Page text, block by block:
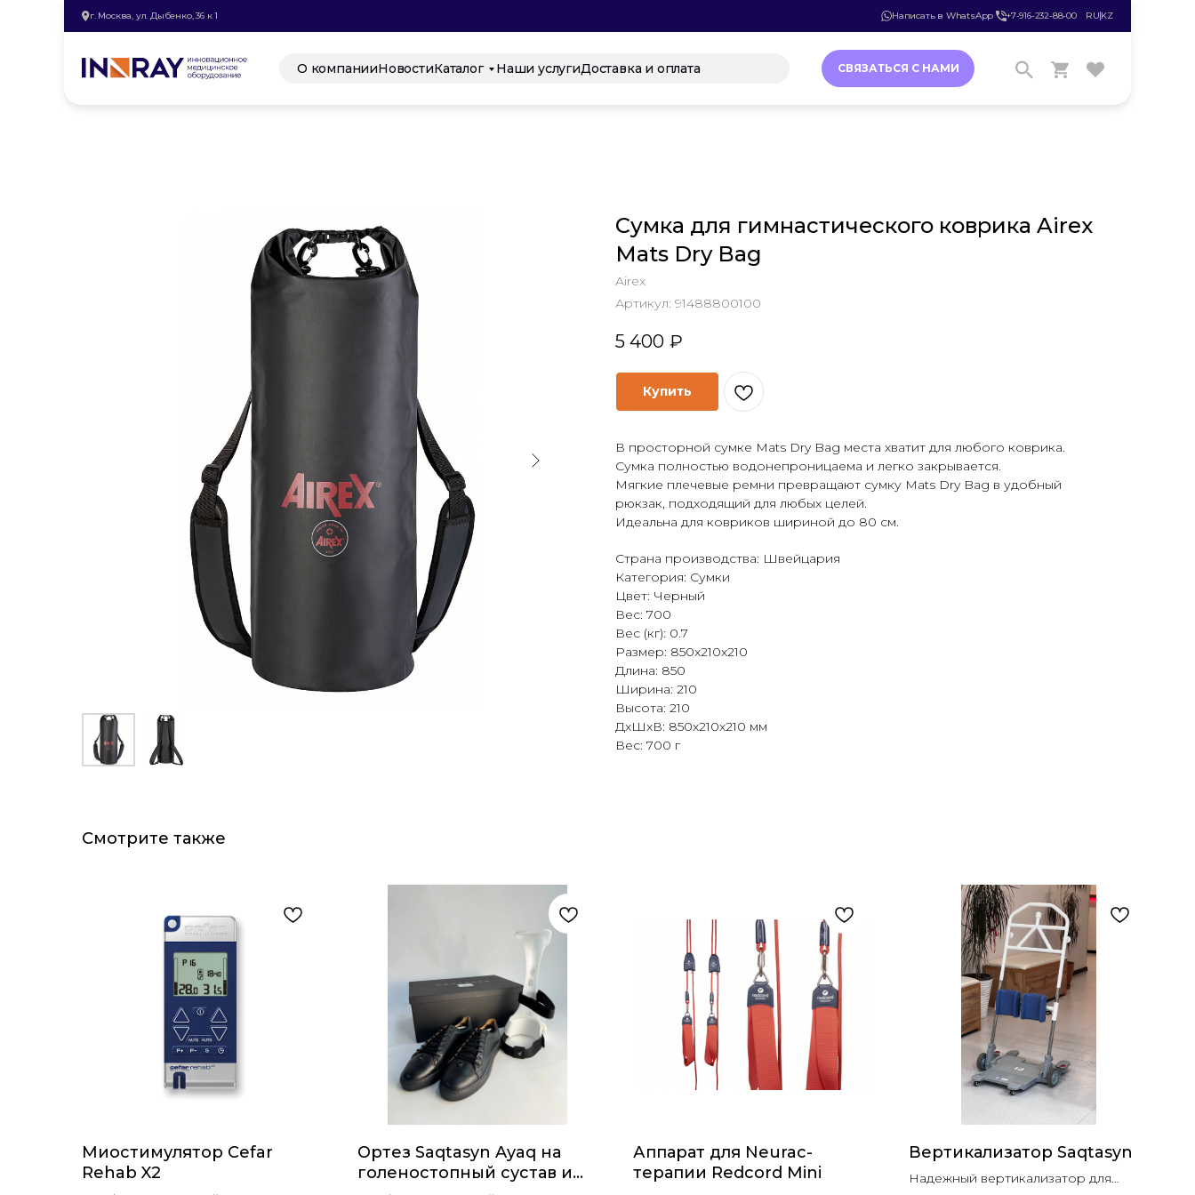
О компанииНовостиКаталог Наши услугиДоставка и оплата СВЯЗАТЬСЯ С НАМИ
г. Москва, ул. Дыбенко, 36 к 1 Написать в WhatsApp +7-916-232-88-00 RU KZ
Сумка для гимнастического коврика Airex
Mats Dry Bag
Airex
Артикул: 91488800100
5 400 ₽
Купить
В просторной сумке Mats Dry Bag места хватит для любого коврика.
Сумка полностью водонепроницаема и легко закрывается.
Мягкие плечевые ремни превращают сумку Mats Dry Bag в удобный
рюкзак, подходящий для любых целей.
Идеальна для ковриков шириной до 80 см.
Страна производства: Швейцария
Категория: Сумки
Цвет: Черный
Вес: 700
Вес (кг): 0.7
Размер: 850x210x210
Длина: 850
Ширина: 210
Высота: 210
ДxШxВ: 850x210x210 мм
Вес: 700 г
Смотрите также
Миостимулятор Cefar
Rehab X2
Ортез Saqtasyn Ayaq на
голеностопный сустав и
Аппарат для Neurac-
терапии Redcord Mini
Вертикализатор Saqtasyn
Надежный вертикализатор для